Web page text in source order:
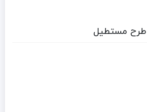
طرح مستطیل